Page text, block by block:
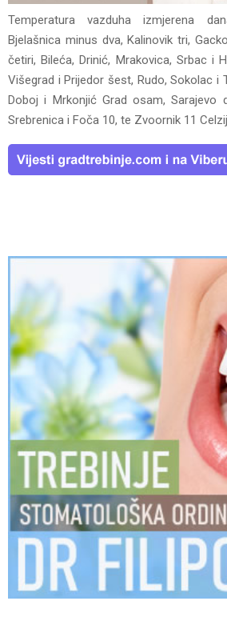
Temperatura vazduha izmjerena
Bjelašnica minus dva, Kalinovik tri,
četiri, Bileća, Drinić, Mrakovica, Srbac i
Višegrad i Prijedor šest, Rudo, Sokolac i
Doboj i Mrkonjić Grad osam, Sarajevo
Srebrenica i Foča 10, te Zvoornik 11